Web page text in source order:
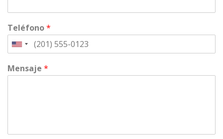
Teléfono*
Mensaje *